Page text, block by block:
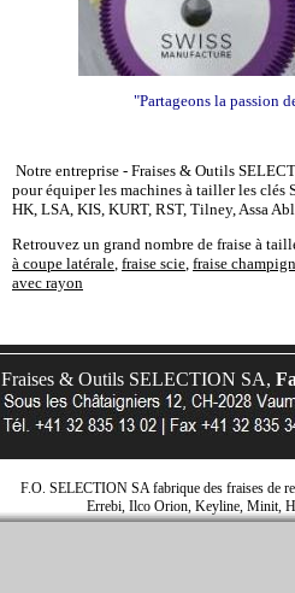
"Partageons la passion
Notre entreprise - Fraises & Outils
pour équiper les machines à tailler les
HK, LSA, KIS, KURT, RST, Tilney, Assa
Retrouvez un grand nombre de fraise à
à coupe latérale, fraise scie, fraise
avec rayon
Fraises & Outils SELECTION SA,
F.O. SELECTION SA fabrique des fraises de
Errebi, Ilco Orion, Keyline, Minit,